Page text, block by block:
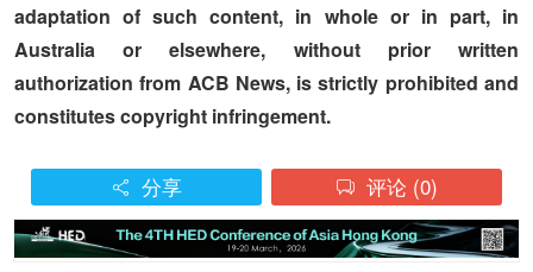
adaptation of such content, in whole or in part, in
Australia or elsewhere, without prior written
authorization from ACB News, is strictly prohibited and
constitutes copyright infringement.
 分享  评论 (0)